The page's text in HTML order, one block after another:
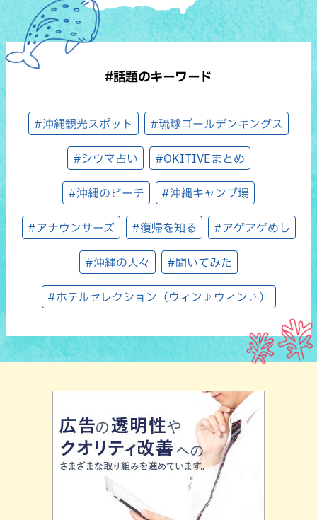
#話題のキーワード
#沖縄観光スポット #琉球ゴールデンキングス
#シウマ占い #OKITIVEまとめ
#沖縄のビーチ #沖縄キャンプ場
#アナウンサーズ #復帰を知る #アゲアゲめし
#沖縄の人々 #聞いてみた
#ホテルセレクション（ウィン♪ウィン♪）